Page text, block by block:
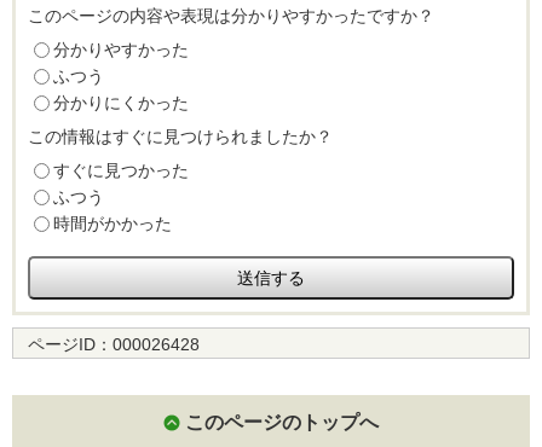
このページの内容や表現は分かりやすかったですか？
分かりやすかった
ふつう
分かりにくかった
この情報はすぐに見つけられましたか？
すぐに見つかった
ふつう
時間がかかった
ページID： 000026428
このページのトップへ